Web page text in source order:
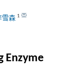
雪森 1
Enzyme